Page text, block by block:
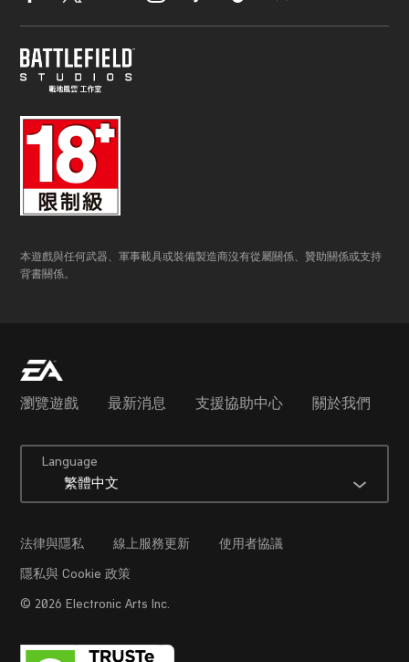
本遊戲與任何武器、軍事載具或裝備製造商沒有從屬關係、贊助關係或支持
背書關係。